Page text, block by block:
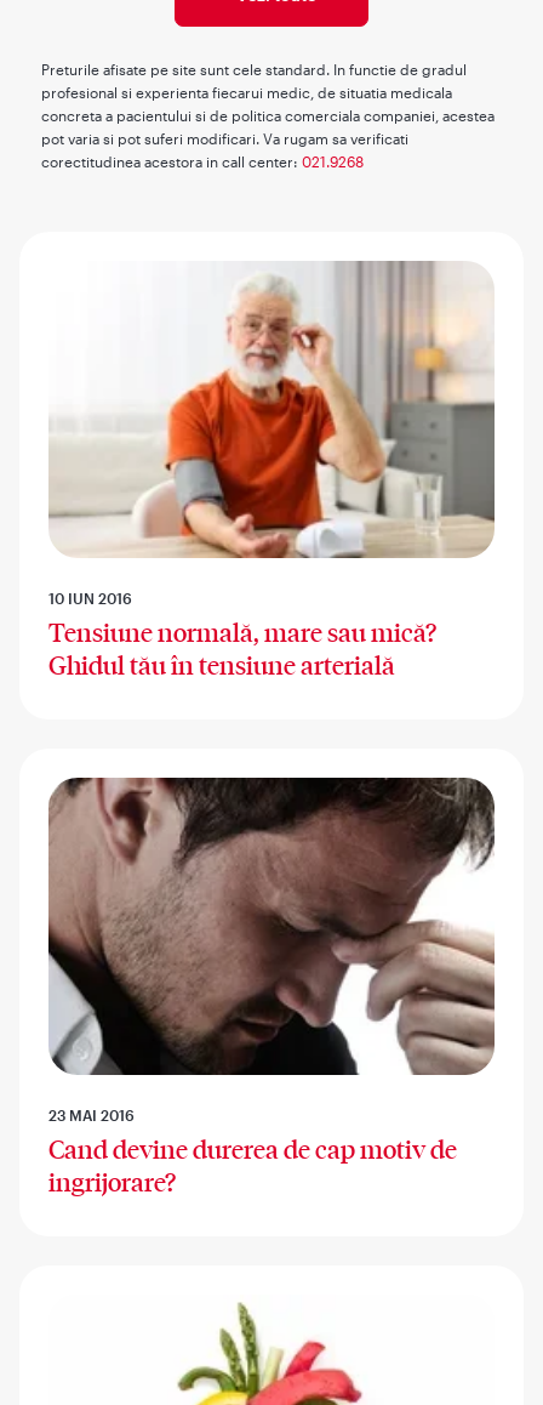
Preturile afisate pe site sunt cele standard. In functie de gradul
profesional si experienta fiecarui medic, de situatia medicala
concreta a pacientului si de politica comerciala companiei, acestea
pot varia si pot suferi modificari. Va rugam sa verificati
corectitudinea acestora in call center: 021.9268
10 IUN 2016
Tensiune normală, mare sau mică?
Ghidul tău în tensiune arterială
23 MAI 2016
Cand devine durerea de cap motiv de
ingrijorare?